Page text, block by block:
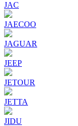
JAC
JAECOO
JAGUAR
JEEP
JETOUR
JETTA
JIDU